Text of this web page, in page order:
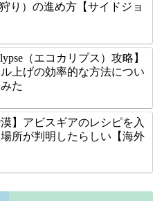
り）の進め方【サイドジョ
（エコカリプス）攻略】
上げの効率的な方法につい
た
漠】アビスギアのレシピを入
所が判明したらしい【海外